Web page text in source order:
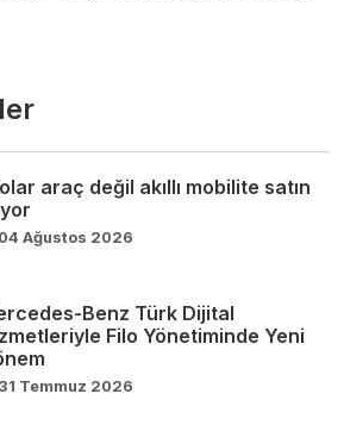
araç değil akıllı mobilite satın
04 Ağustos 2026
Benz Türk Dijital
Filo Yönetiminde Yeni
31 Temmuz 2026